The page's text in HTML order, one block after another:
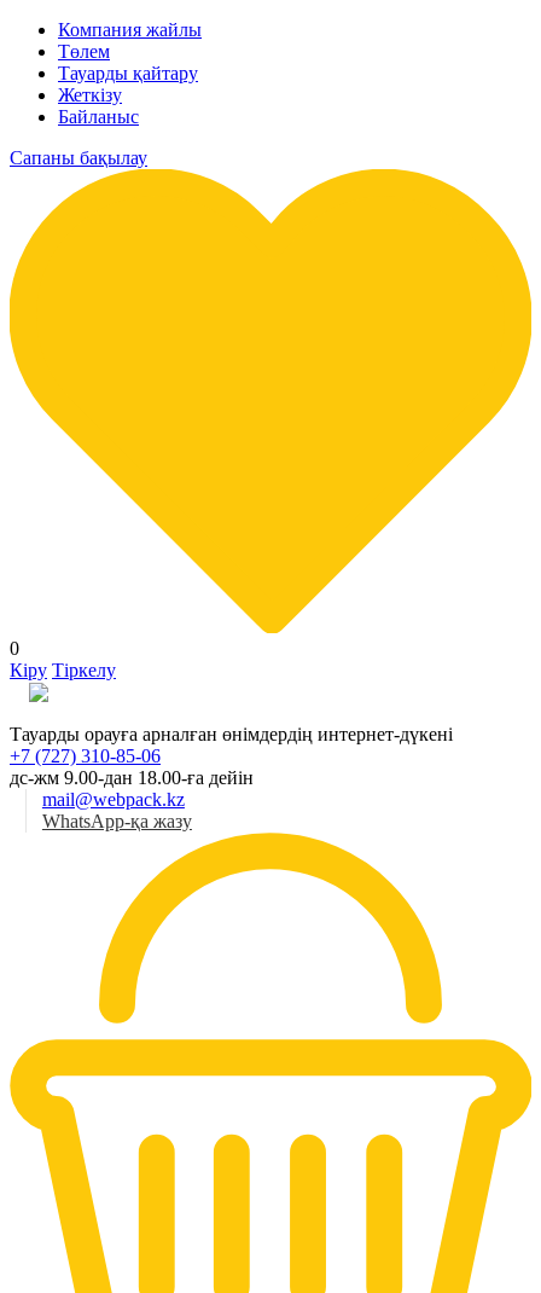
Компания жайлы
Төлем
Тауарды қайтару
Жеткізу
Байланыс
Сапаны бақылау
0
Кіру Тіркелу
Тауарды орауға арналған өнімдердің интернет-дүкені
+7 (727) 310-85-06
дс-жм 9.00-дан 18.00-ға дейін
mail@webpack.kz
WhatsApp-қа жазу